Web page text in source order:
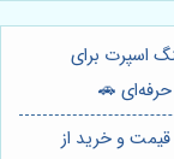
اسپرت برای
🚗
قیمت و خرید از